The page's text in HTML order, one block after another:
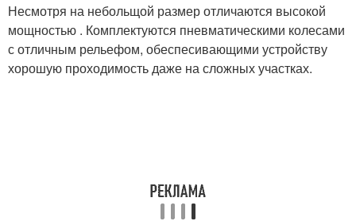
Несмотря на небольщой размер отличаются высокой
мощностью . Комплектуются пневматическими колесами
с отличным рельефом, обеспесивающими устройству
хорошую проходимость даже на сложных участках.